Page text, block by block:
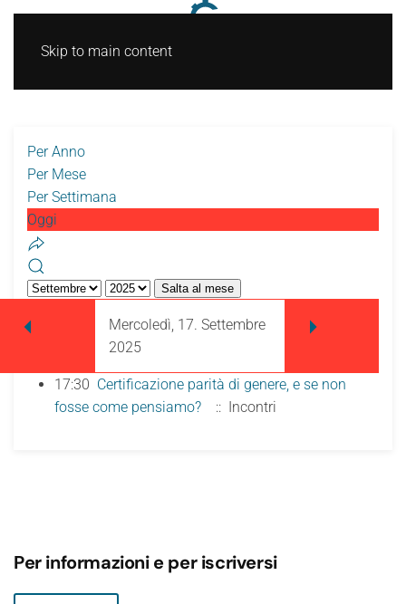
Skip to main content
Per Anno
Per Mese
Per Settimana
Oggi
Salta al mese
Mercoledì, 17. Settembre
2025
17:30 Certificazione parità di genere, e se non
fosse come pensiamo?
:: Incontri
Per informazioni e per iscriversi